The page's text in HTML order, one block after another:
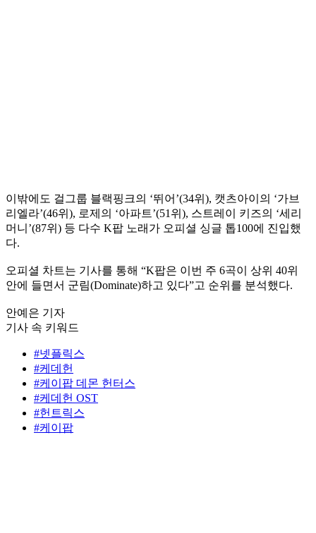
이밖에도 걸그룹 블랙핑크의 ‘뛰어’(34위), 캣츠아이의 ‘가브
리엘라’(46위), 로제의 ‘아파트’(51위), 스트레이 키즈의 ‘세리
머니’(87위) 등 다수 K팝 노래가 오피셜 싱글 톱100에 진입했
다.
오피셜 차트는 기사를 통해 “K팝은 이번 주 6곡이 상위 40위
안에 들면서 군림(Dominate)하고 있다”고 순위를 분석했다.
안예은 기자
기사 속 키워드
#넷플릭스
#케데헌
#케이팝 데몬 헌터스
#케데헌 OST
#헌트릭스
#케이팝